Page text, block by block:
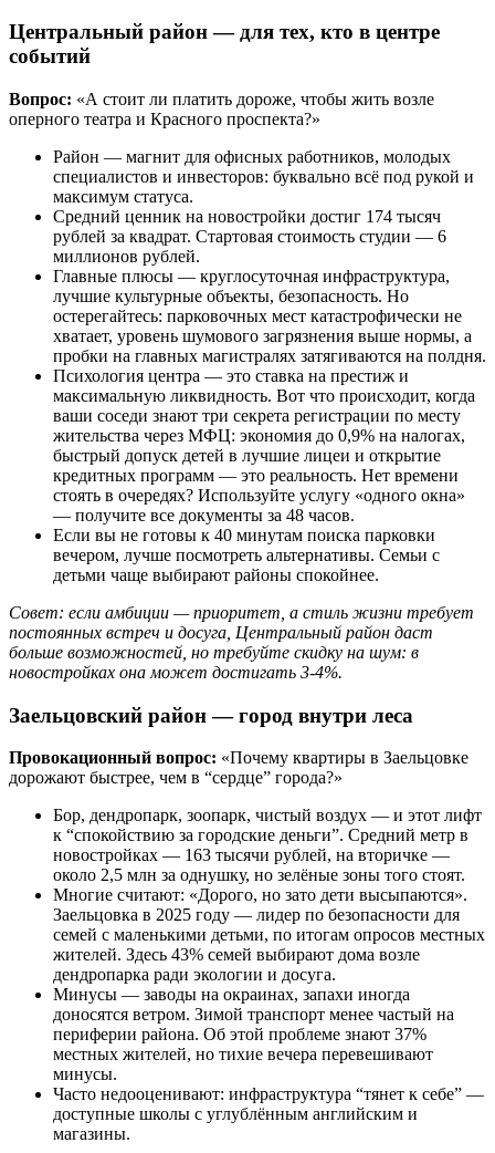
Центральный район — для тех, кто в центре
событий
Вопрос: «А стоит ли платить дороже, чтобы жить возле
оперного театра и Красного проспекта?»
Район — магнит для офисных работников, молодых
специалистов и инвесторов: буквально всё под рукой и
максимум статуса.
Средний ценник на новостройки достиг 174 тысяч
рублей за квадрат. Стартовая стоимость студии — 6
миллионов рублей.
Главные плюсы — круглосуточная инфраструктура,
лучшие культурные объекты, безопасность. Но
остерегайтесь: парковочных мест катастрофически не
хватает, уровень шумового загрязнения выше нормы, а
пробки на главных магистралях затягиваются на полдня.
Психология центра — это ставка на престиж и
максимальную ликвидность. Вот что происходит, когда
ваши соседи знают три секрета регистрации по месту
жительства через МФЦ: экономия до 0,9% на налогах,
быстрый допуск детей в лучшие лицеи и открытие
кредитных программ — это реальность. Нет времени
стоять в очередях? Используйте услугу «одного окна»
— получите все документы за 48 часов.
Если вы не готовы к 40 минутам поиска парковки
вечером, лучше посмотреть альтернативы. Семьи с
детьми чаще выбирают районы спокойнее.
Совет: если амбиции — приоритет, а стиль жизни требует
постоянных встреч и досуга, Центральный район даст
больше возможностей, но требуйте скидку на шум: в
новостройках она может достигать 3-4%.
Заельцовский район — город внутри леса
Провокационный вопрос: «Почему квартиры в Заельцовке
дорожают быстрее, чем в “сердце” города?»
Бор, дендропарк, зоопарк, чистый воздух — и этот лифт
к “спокойствию за городские деньги”. Средний метр в
новостройках — 163 тысячи рублей, на вторичке —
около 2,5 млн за однушку, но зелёные зоны того стоят.
Многие считают: «Дорого, но зато дети высыпаются».
Заельцовка в 2025 году — лидер по безопасности для
семей с маленькими детьми, по итогам опросов местных
жителей. Здесь 43% семей выбирают дома возле
дендропарка ради экологии и досуга.
Минусы — заводы на окраинах, запахи иногда
доносятся ветром. Зимой транспорт менее частый на
периферии района. Об этой проблеме знают 37%
местных жителей, но тихие вечера перевешивают
минусы.
Часто недооценивают: инфраструктура “тянет к себе” —
доступные школы с углублённым английским и
магазины.